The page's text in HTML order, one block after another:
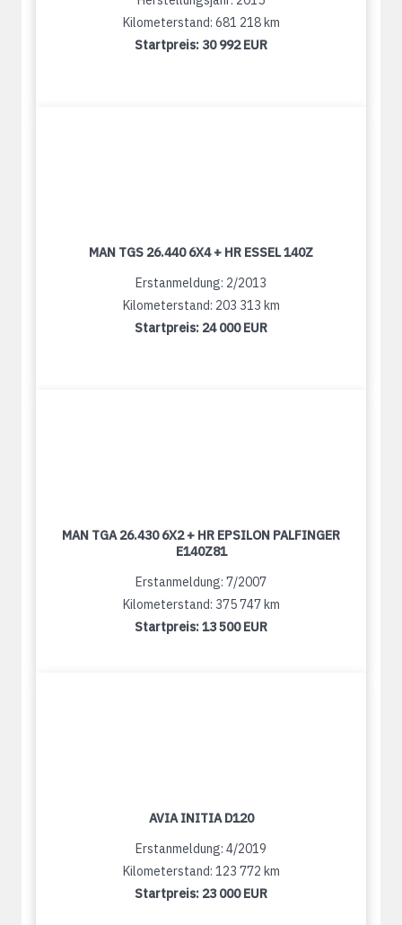
Kilometerstand: 681 218 km
Startpreis: 30 992 EUR
MAN TGS 26.440 6X4 + HR ESSEL 140Z
Erstanmeldung: 2/2013
Kilometerstand: 203 313 km
Startpreis: 24 000 EUR
MAN TGA 26.430 6X2 + HR EPSILON PALFINGER
E140Z81
Erstanmeldung: 7/2007
Kilometerstand: 375 747 km
Startpreis:13 500 EUR
AVIA INITIA D120
Erstanmeldung: 4/2019
Kilometerstand: 123 772 km
Startpreis: 23 000 EUR